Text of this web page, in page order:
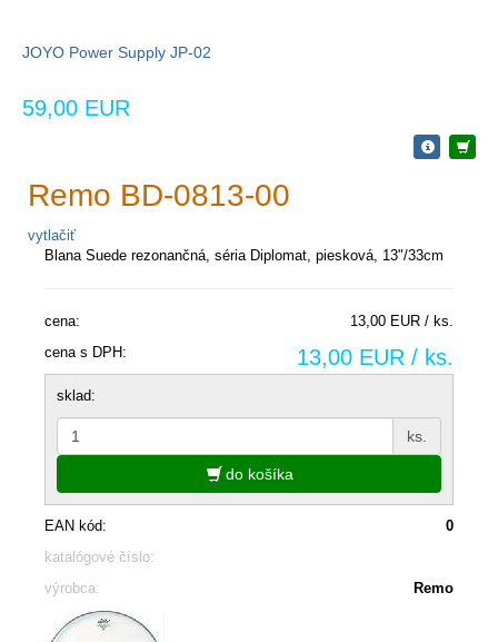
JOYO Power Supply JP-02
59,00 EUR
Remo BD-0813-00
vytlačiť
Blana Suede rezonančná, séria Diplomat, piesková, 13"/33cm
cena:
13,00 EUR / ks.
cena s DPH:
13,00 EUR / ks.
sklad:
ks.
do košíka
EAN kód:
0
katalógové číslo:
výrobca:
Remo